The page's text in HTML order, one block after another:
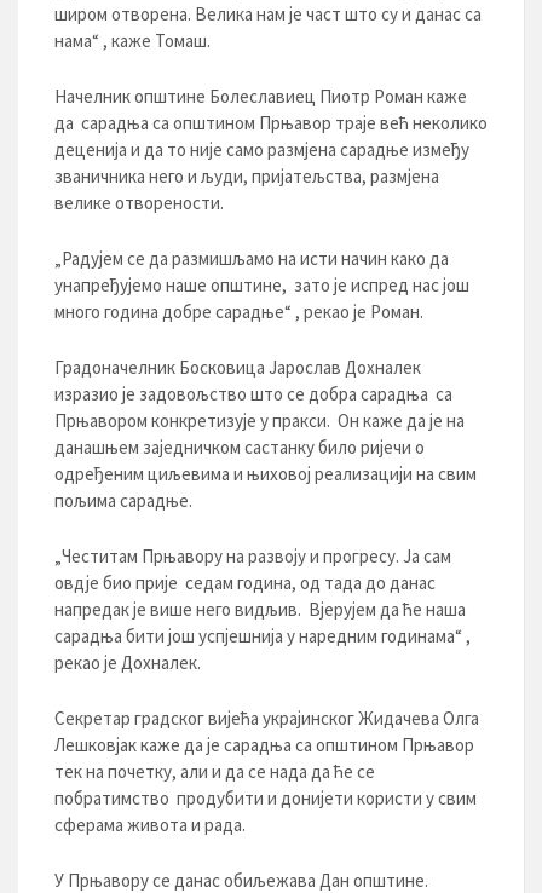
широм отворена. Велика нам је част што су и данас са
нама“ , каже Томаш.
Нaчелник општине Болеславиец Пиотр Роман каже
да сарадња са општином Прњавор траје већ неколико
деценија и да то није само размјена сарадње између
званичника него и људи, пријатељства, размјена
велике отворености.
„Радујем се да размишљамо на исти начин како да
унапређујемо наше општине, зато је испред нас још
много година добре сарадње“ , рекао је Роман.
Градоначелник Босковица Јарослав Дохналек
изразио је задовољство што се добра сарадња са
Прњавором конкретизује у пракси. Он каже да је на
данашњем заједничком састанку било ријечи о
одређеним циљевима и њиховој реализацији на свим
пољима сарадње.
„Честитам Прњавору на развоју и прогресу. Ја сам
овдје био прије седам година, од тада до данас
напредак је више него видљив. Вјерујем да ће наша
сарадња бити још успјешнија у наредним годинама“ ,
рекао је Дохналек.
Секретар градског вијећа украјинског Жидачева Олга
Лешковјак каже да је сарадња са општином Прњавор
тек на почетку, али и да се нада да ће се
побратимство продубити и донијети користи у свим
сферама живота и рада.
У Прњавору се данас обиљежава Дан општине.